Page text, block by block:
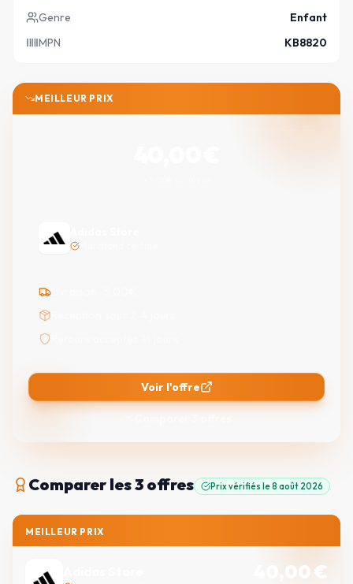
Genre
Enfant
MPN
KB8820
MEILLEUR PRIX
Voir l'offre
Comparerles 3 offres Prix vérifiés le8 août 2026
MEILLEUR PRIX
40,00€